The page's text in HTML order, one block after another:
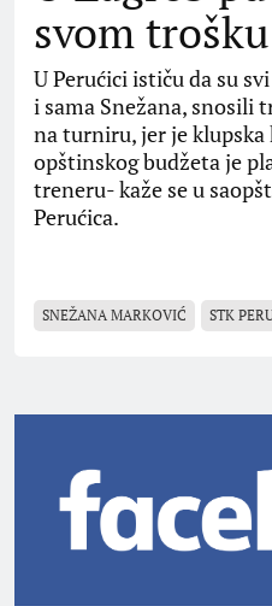
svom trošku
U Perućici ističu da su
i sama Snežana, snosili
na turniru, jer je klupska
opštinskog budžeta je
treneru- kaže se u
Perućica.
SNEŽANA MARKOVIĆ STK